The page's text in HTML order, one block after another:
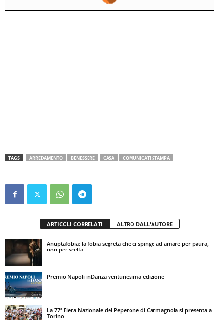
TAGS ARREDAMENTO BENESSERE CASA COMUNICATI STAMPA
ARTICOLI CORRELATI ALTRO DALL'AUTORE
Anuptafobia: la fobia segreta che ci spinge ad amare per paura,
non per scelta
Premio Napoli inDanza ventunesima edizione
La 77ª Fiera Nazionale del Peperone di Carmagnola si presenta a
Torino